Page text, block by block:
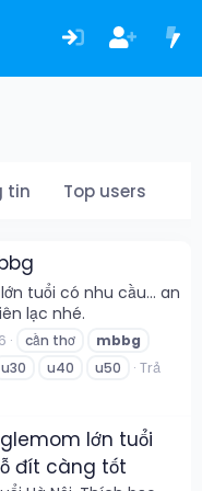
tin Top users
tuổi có nhu cầu... an
lạc nhé.
cần thơ
mbbg
u30 u40 u50
Trả
lớn tuổi
đít càng tốt